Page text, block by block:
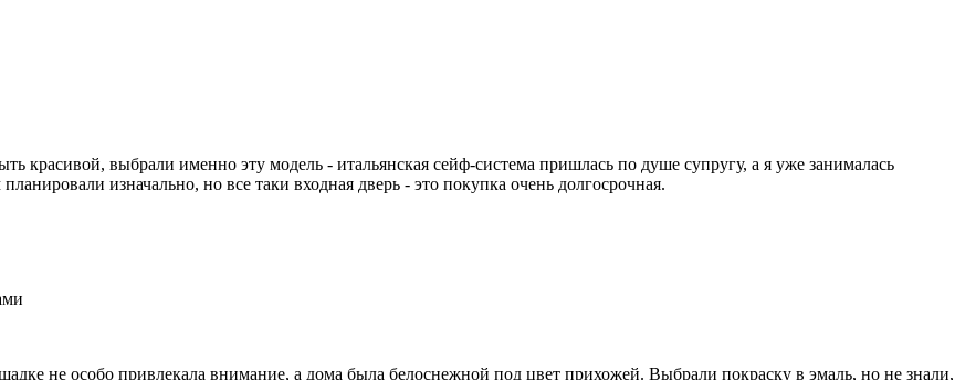
красивой, выбрали именно эту модель - итальянская сейф-система пришлась по душе супругу, а я уже занималась
изначально, но все таки входная дверь - это покупка очень долгосрочная.
не особо привлекала внимание, а дома была белоснежной под цвет прихожей. Выбрали покраску в эмаль, но не знали,